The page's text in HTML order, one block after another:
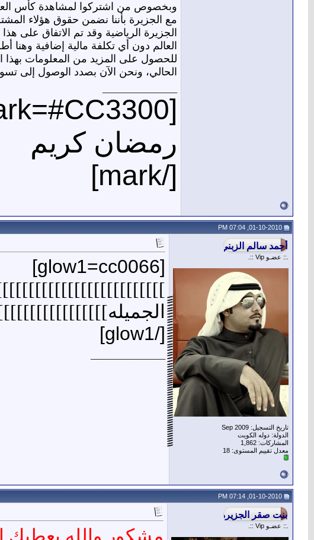
الجزيرة الرياضية وقد تم الاتفاق على
العالم دون أي تكلفة مالية إضافية
للحصول على المزيد من المعلومات
الحالي، ونحن الآن بصدد الوصول إلى
[mark=#CC3300]
رمضان كريم
[/mark]
.:: عضـو Vip ::.
تاريخ التسجيل: Sep 2009
الدولة: دوله الكويت
المشاركات: 1,862
معدل تقييم المستوى: 18
[glow1=cc0066]
[/glow1]
.:: عضـو Vip ::.